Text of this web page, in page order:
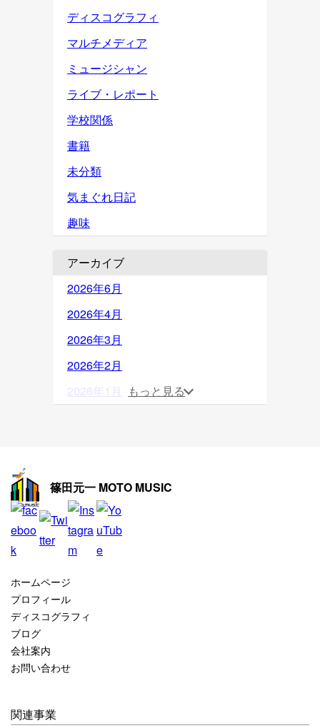
ディスコグラフィ
マルチメディア
ミュージシャン
ライブ・レポート
学校関係
書籍
未分類
気まぐれ日記
趣味
アーカイブ
2026年6月
2026年4月
2026年3月
2026年2月
2026年1月
2025年9月
2025年8月
2025年7月
2025年5月
2025年4月
2025年2月
2024年12月
もっと見る
篠田元一 MOTO MUSIC
ホームページ
プロフィール
ディスコグラフィ
ブログ
会社案内
お問い合わせ
関連事業